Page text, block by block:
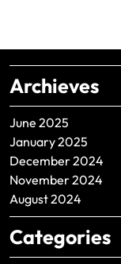
Archieves
June 2025
January 2025
December 2024
November 2024
August 2024
Categories